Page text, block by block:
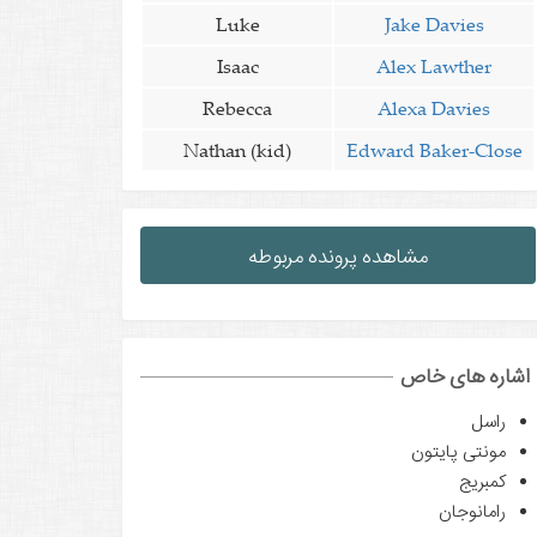
Jake Davies
Luke
Alex Lawther
Isaac
Alexa Davies
Rebecca
Edward Baker-Close
Nathan (kid)
مشاهده پرونده مربوطه
اشاره های خاص
راسل
مونتی پایتون
کمبریج
رامانوجان